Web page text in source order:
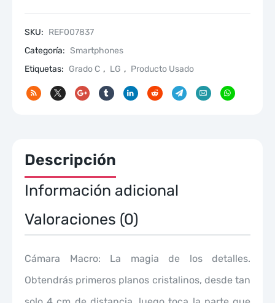
SKU: REF007837
Categoría: Smartphones
Etiquetas: Grado C , LG , Producto Usado
Descripción
Información adicional
Valoraciones (0)
Cámara Macro: La magia de los detalles.
Obtendrás primeros planos cristalinos, desde tan